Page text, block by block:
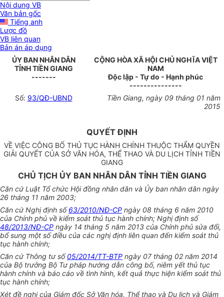
Nội dung VB
Văn bản gốc
Tiếng anh
Lược đồ
VB liên quan
Bản án áp dụng
ỦY BAN NHÂN DÂN
TỈNH TIỀN GIANG
-------
CỘNG HÒA XÃ HỘI CHỦ NGHĨA VIỆT
NAM
Độc lập - Tự do - Hạnh phúc
---------------
Số: 93/QĐ-UBND Tiền Giang, ngày 09tháng 01 năm
2015
QUYẾT ĐỊNH
VỀ VIỆC CÔNG BỐ THỦ TỤC HÀNH CHÍNH THUỘC THẨM QUYỀN
GIẢI QUYẾT CỦA SỞ VĂN HÓA, THỂ THAO VÀ DU LỊCH TỈNH TIỀN
GIANG
CHỦ TỊCH ỦY BAN NHÂN DÂN TỈNH TIỀN GIANG
Căn cứ Luật Tổ chức Hội đồng nhân dân và Ủy ban nhân dân ngày
26 tháng 11 năm 2003;
Căn cứ Nghị định số63/2010/NĐ-CP ngày 08 tháng 6 năm 2010
của Chính phủ về kiểm soát thủ tục hành chính; Nghị định số
48/2013/NĐ-CP ngày 14 tháng 5 năm 2013 của Chính phủ sửa đổi,
bổ sung một số điều của các nghị định liên quan đến kiểm soát thủ
tục hành chính;
Căn cứ Thông tư số05/2014/TT-BTP ngày 07 tháng 02 năm 2014
của Bộ trưởng Bộ Tư pháp hướng dẫn công bố, niêm yết thủ tục
hành chính và báo cáo về tình hình, kết quả thực hiện kiểm soát thủ
tục hành chính;
Xét đề nghị của Giám đốc Sở Văn hóa, Thể thao và Du lịch và Giám